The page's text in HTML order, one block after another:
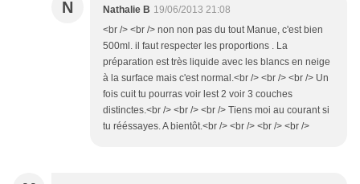
N Nathalie B 19/06/2013 21:08
<br /> <br /> non non pas du tout Manue, c'est bien
500ml. il faut respecter les proportions . La
préparation est très liquide avec les blancs en neige
à la surface mais c'est normal.<br /> <br /> <br /> Un
fois cuit tu pourras voir lest 2 voir 3 couches
distinctes.<br /> <br /> <br /> Tiens moi au courant si
tu rééssayes. A bientôt.<br /> <br /> <br /> <br />